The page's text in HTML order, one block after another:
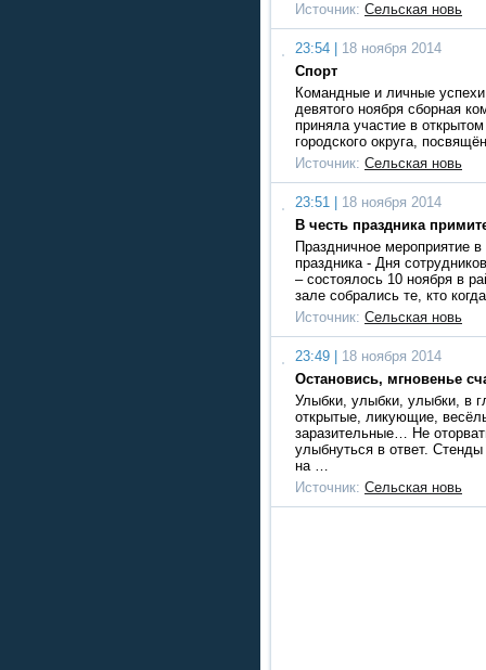
Источник: Сельская новь
23:54 |
18 ноября 2014
Спорт
Командные и личные
девятого ноября сборная
приняла участие в
городского округа,
Источник: Сельская новь
23:51 |
18 ноября 2014
В честь праздника
Праздничное мероприятие
праздника - Дня
– состоялось 10 ноября в
зале собрались те, кто
Источник: Сельская новь
23:49 |
18 ноября 2014
Остановись, мгновенье
Улыбки, улыбки, улыбки, в
открытые, ликующие,
заразительные… Не
улыбнуться в ответ.
на …
Источник: Сельская новь